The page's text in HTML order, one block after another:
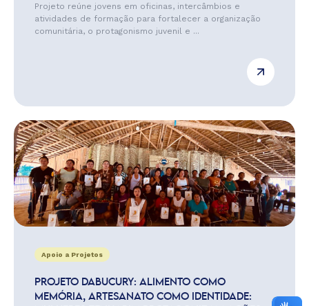
Projeto reúne jovens em oficinas, intercâmbios e
atividades de formação para fortalecer a organização
comunitária, o protagonismo juvenil e ...
Apoio a Projetos
PROJETO DABUCURY: ALIMENTO COMO
MEMÓRIA, ARTESANATO COMO IDENTIDADE: